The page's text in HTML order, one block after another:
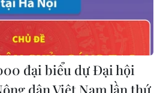
đại biểu dự Đại hội